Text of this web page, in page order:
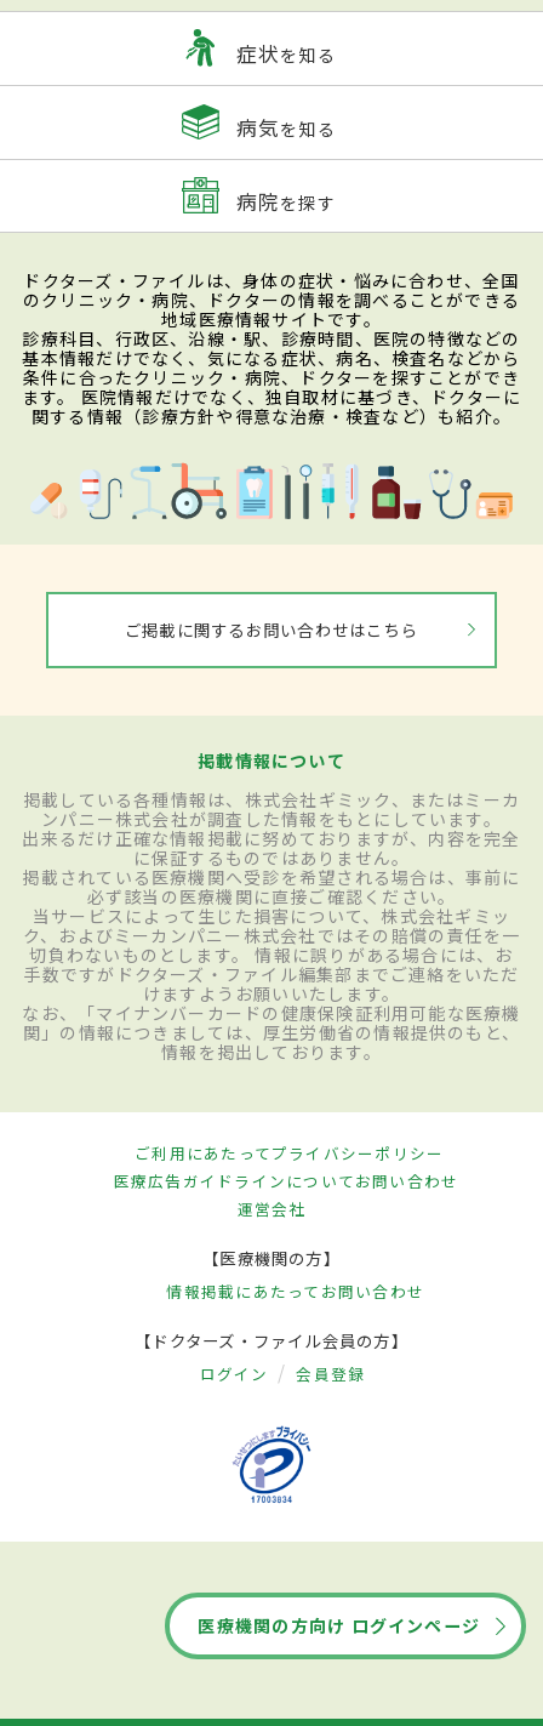
症状を知る
病気を知る
病院を探す
ドクターズ・ファイルは、身体の症状・悩みに合わせ、全国
のクリニック・病院、ドクターの情報を調べることができる
地域医療情報サイトです。
診療科目、行政区、沿線・駅、診療時間、医院の特徴などの
基本情報だけでなく、気になる症状、病名、検査名などから
条件に合ったクリニック・病院、ドクターを探すことができ
ます。 医院情報だけでなく、独自取材に基づき、ドクターに
関する情報（診療方針や得意な治療・検査など）も紹介。
ご掲載に関するお問い合わせはこちら
掲載情報について
掲載している各種情報は、株式会社ギミック、またはミーカ
ンパニー株式会社が調査した情報をもとにしています。
出来るだけ正確な情報掲載に努めておりますが、内容を完全
に保証するものではありません。
掲載されている医療機関へ受診を希望される場合は、事前に
必ず該当の医療機関に直接ご確認ください。
当サービスによって生じた損害について、株式会社ギミッ
ク、およびミーカンパニー株式会社ではその賠償の責任を一
切負わないものとします。 情報に誤りがある場合には、お
手数ですがドクターズ・ファイル編集部までご連絡をいただ
けますようお願いいたします。
なお、「マイナンバーカードの健康保険証利用可能な医療機
関」の情報につきましては、厚生労働省の情報提供のもと、
情報を掲出しております。
ご利用にあたってプライバシーポリシー
医療広告ガイドラインについてお問い合わせ
運営会社
【医療機関の方】
情報掲載にあたって お問い合わせ
【ドクターズ・ファイル会員の方】
ログイン 会員登録
医療機関の方向け ログインページ